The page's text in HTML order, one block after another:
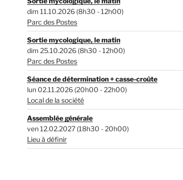
dim 11.10.2026 (8h30 - 12h00)
Parc des Postes
Sortie mycologique, le matin
dim 25.10.2026 (8h30 - 12h00)
Parc des Postes
Séance de détermination + casse-croûte
lun 02.11.2026 (20h00 - 22h00)
Local de la société
Assemblée générale
ven 12.02.2027 (18h30 - 20h00)
Lieu à définir